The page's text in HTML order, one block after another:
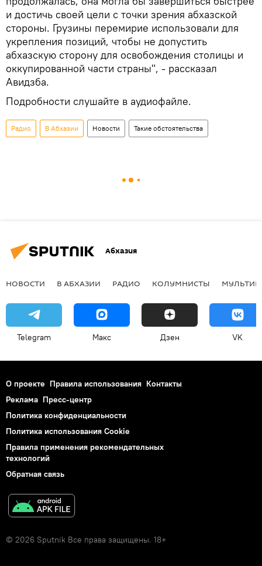
и достичь своей цели с точки зрения абхазской
стороны. Грузины перемирие использовали для
укрепления позиций, чтобы не допустить
абхазскую сторону для освобождения столицы и
оккупированной части страны", - рассказал
Авидзба.
Подробности слушайте в аудиофайле.
Радио В Абхазии Новости Такие обстоятельства
Абхазия
НОВОСТИ В АБХАЗИИ РАДИО КОЛУМНИСТЫ
Telegram Макс Дзен VK
О проекте Правила использования Контакты
Реклама Пресс-центр
Политика конфиденциальности
Политика использования Cookie
Правила применения рекомендательных
технологий
Обратная связь
© 2026 Sputnik Все права защищены. 18+